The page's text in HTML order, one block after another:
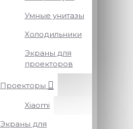
Умные унитазы
Холодильники
Экраны для
проекторов
Проекторы
Xiaomi
Экраны для